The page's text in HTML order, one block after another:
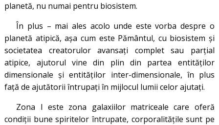
planetă, nu numai pentru biosistem.
În plus – mai ales acolo unde este vorba despre o
planetă atipică, așa cum este Pământul, cu biosistem și
societatea creatorulor avansați complet sau parțial
atipice, ajutorul vine din plin din partea entităților
dimensionale și entităților inter-dimensionale, în plus
față de ajutătorii întrupați în mijlocul lumii celor ajutați.
Zona I este zona galaxiilor matriceale care oferă
condiții bune spiritelor întrupate, corporalitățile sunt pe